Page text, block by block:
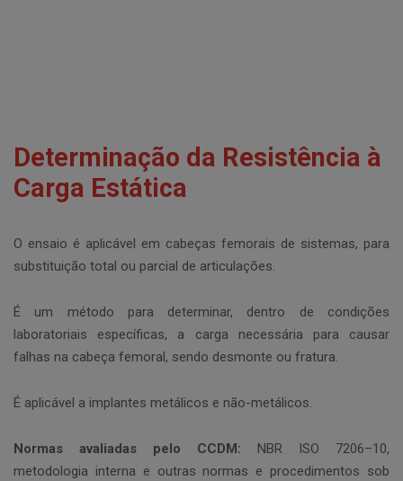
Determinação da Resistência à
Carga Estática
O ensaio é aplicável em cabeças femorais de sistemas, para
substituição total ou parcial de articulações.
É um método para determinar, dentro de condições
laboratoriais específicas, a carga necessária para causar
falhas na cabeça femoral, sendo desmonte ou fratura.
É aplicável a implantes metálicos e não-metálicos.
Normas avaliadas pelo CCDM: NBR ISO 7206–10,
metodologia interna e outras normas e procedimentos sob